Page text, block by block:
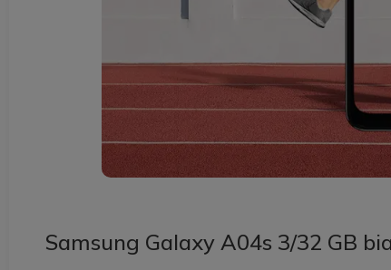
Samsung Galaxy A04s 3/32 GB